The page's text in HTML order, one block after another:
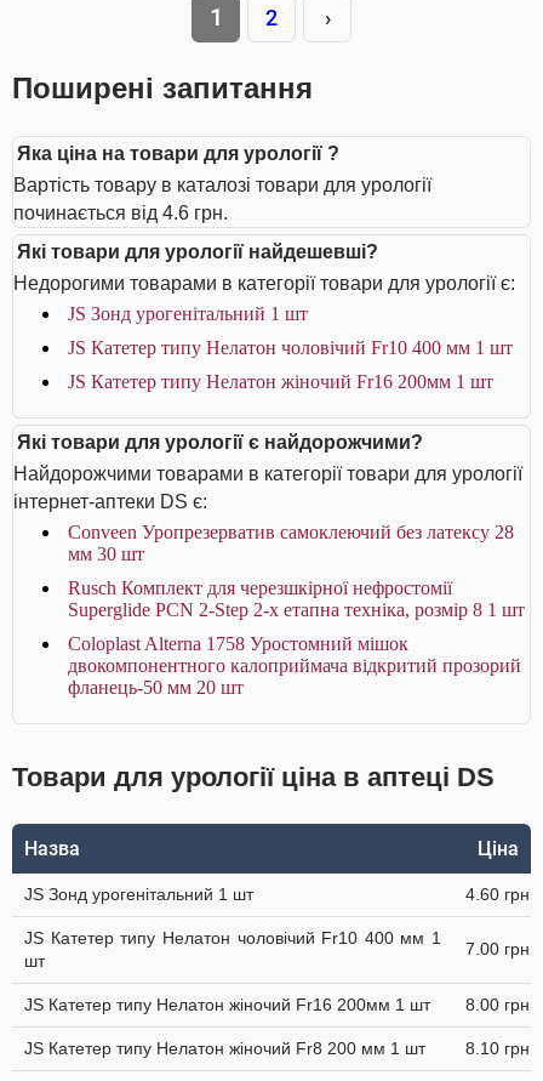
1 2 ›
Поширені запитання
Яка ціна на товари для урології ?
Вартість товару в каталозі товари для урології
починається від 4.6 грн.
Які товари для урології найдешевші?
Недорогими товарами в категорії товари для урології є:
JS Зонд урогенітальний 1 шт
JS Катетер типу Нелатон чоловічий Fr10 400 мм 1 шт
JS Катетер типу Нелатон жіночий Fr16 200мм 1 шт
Які товари для урології є найдорожчими?
Найдорожчими товарами в категорії товари для урології
інтернет-аптеки DS є:
Conveen Уропрезерватив самоклеючий без латексу 28
мм 30 шт
Rusch Комплект для черезшкірної нефростомії
Superglide PCN 2-Step 2-х етапна техніка, розмір 8 1 шт
Coloplast Alterna 1758 Уростомний мішок
двокомпонентного калоприймача відкритий прозорий
фланець-50 мм 20 шт
Товари для урології ціна в аптеці DS
Назва Ціна
JS Зонд урогенітальний 1 шт 4.60 грн
JS Катетер типу Нелатон чоловічий Fr10 400 мм 1
шт
7.00 грн
JS Катетер типу Нелатон жіночий Fr16 200мм 1 шт 8.00 грн
JS Катетер типу Нелатон жіночий Fr8 200 мм 1 шт 8.10 грн